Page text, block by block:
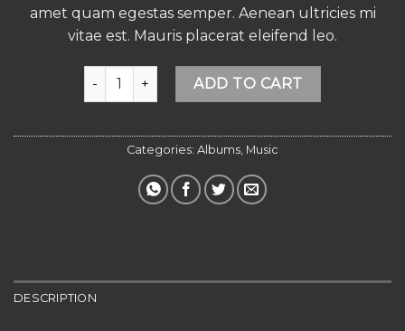
amet quam egestas semper. Aenean ultricies mi
vitae est. Mauris placerat eleifend leo.
Woo Album #2 quantityADD TO CART
Categories: Albums Music
DESCRIPTION